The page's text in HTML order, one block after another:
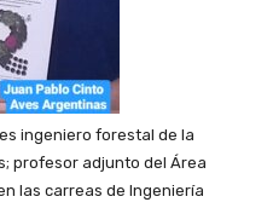
ingeniero forestal de la
profesor adjunto del Área
las carreas de Ingeniería